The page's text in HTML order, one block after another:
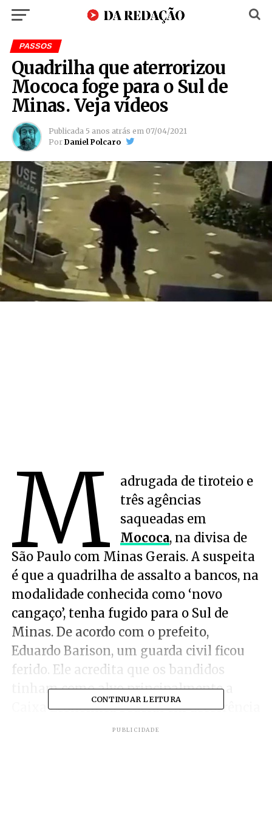
PASSOS
Quadrilha que aterrorizou
Mococa foge para o Sul de
Minas. Veja vídeos
Publicada 5 anos atrás em 07/04/2021
Por Daniel Polcaro
M
adrugada de tiroteio e
três agências
saqueadas em
Mococa, na divisa de
São Paulo com Minas Gerais. A suspeita
é que a quadrilha de assalto a bancos, na
modalidade conhecida como ‘novo
cangaço’, tenha fugido para o Sul de
Minas. De acordo com o prefeito,
Eduardo Barison, um guarda civil ficou
ferido. Ele acredita que os bandidos
tinham como alvo principalmente a
Caixa Econômica Federal em decorrência
do pagamento do auxílio-emergencial.
CONTINUAR LEITURA
PUBLICIDADE